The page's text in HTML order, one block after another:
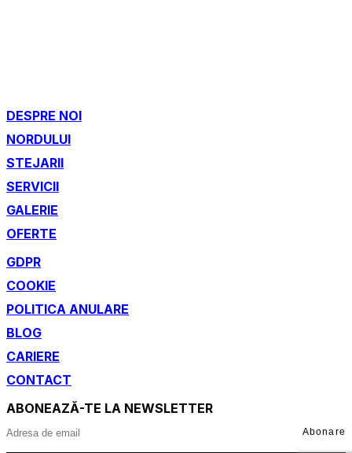
DESPRE NOI
NORDULUI
STEJARII
SERVICII
GALERIE
OFERTE
GDPR
COOKIE
POLITICA ANULARE
BLOG
CARIERE
CONTACT
ABONEAZĂ-TE LA NEWSLETTER
Abonare